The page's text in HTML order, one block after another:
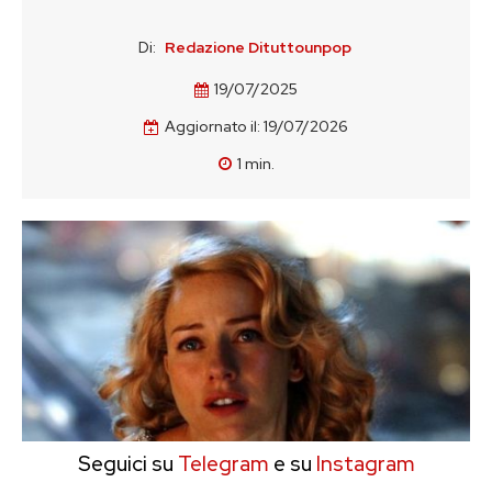
Di: Redazione Dituttounpop
19/07/2025
Aggiornato il: 19/07/2026
1 min.
Seguici su Telegram e su Instagram